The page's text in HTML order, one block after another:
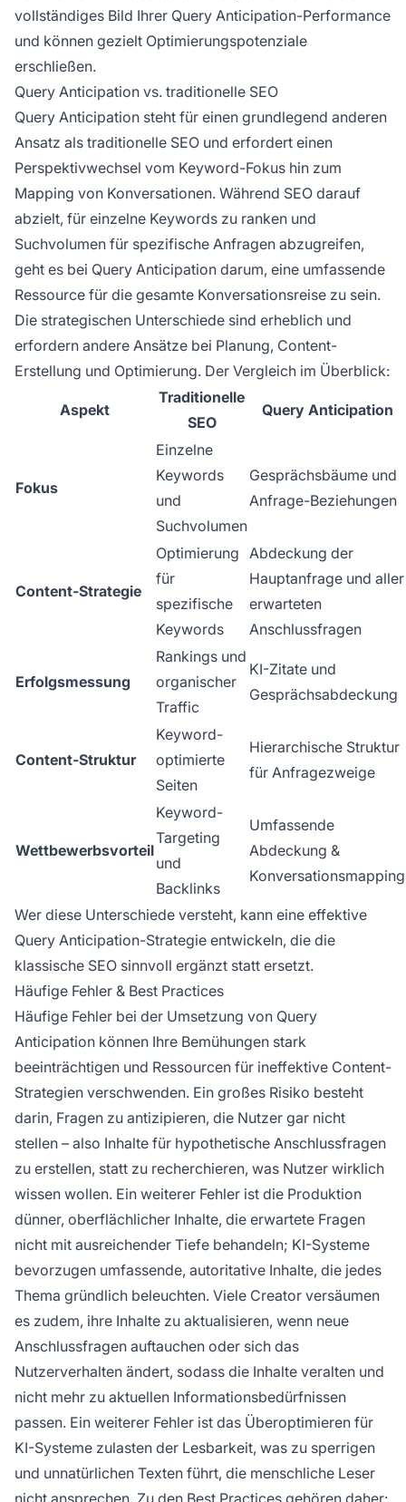
vollständiges Bild Ihrer Query Anticipation-Performance
und können gezielt Optimierungspotenziale
erschließen.
Query Anticipation vs. traditionelle SEO
Query Anticipation steht für einen grundlegend anderen
Ansatz als traditionelle SEO und erfordert einen
Perspektivwechsel vom Keyword-Fokus hin zum
Mapping von Konversationen. Während SEO darauf
abzielt, für einzelne Keywords zu ranken und
Suchvolumen für spezifische Anfragen abzugreifen,
geht es bei Query Anticipation darum, eine umfassende
Ressource für die gesamte Konversationsreise zu sein.
Die strategischen Unterschiede sind erheblich und
erfordern andere Ansätze bei Planung, Content-
Erstellung und Optimierung. Der Vergleich im Überblick:
Aspekt
Traditionelle
SEO
Query Anticipation
Fokus
Einzelne
Keywords
und
Suchvolumen
Gesprächsbäume und
Anfrage-Beziehungen
Content-Strategie
Optimierung
für
spezifische
Keywords
Abdeckung der
Hauptanfrage und aller
erwarteten
Anschlussfragen
Erfolgsmessung
Rankings und
organischer
Traffic
KI-Zitate und
Gesprächsabdeckung
Content-Struktur
Keyword-
optimierte
Seiten
Hierarchische Struktur
für Anfragezweige
Wettbewerbsvorteil
Keyword-
Targeting
und
Backlinks
Umfassende
Abdeckung &
Konversationsmapping
Wer diese Unterschiede versteht, kann eine effektive
Query Anticipation-Strategie entwickeln, die die
klassische SEO sinnvoll ergänzt statt ersetzt.
Häufige Fehler & Best Practices
Häufige Fehler bei der Umsetzung von Query
Anticipation können Ihre Bemühungen stark
beeinträchtigen und Ressourcen für ineffektive Content-
Strategien verschwenden. Ein großes Risiko besteht
darin, Fragen zu antizipieren, die Nutzer gar nicht
stellen – also Inhalte für hypothetische Anschlussfragen
zu erstellen, statt zu recherchieren, was Nutzer wirklich
wissen wollen. Ein weiterer Fehler ist die Produktion
dünner, oberflächlicher Inhalte, die erwartete Fragen
nicht mit ausreichender Tiefe behandeln; KI-Systeme
bevorzugen umfassende, autoritative Inhalte, die jedes
Thema gründlich beleuchten. Viele Creator versäumen
es zudem, ihre Inhalte zu aktualisieren, wenn neue
Anschlussfragen auftauchen oder sich das
Nutzerverhalten ändert, sodass die Inhalte veralten und
nicht mehr zu aktuellen Informationsbedürfnissen
passen. Ein weiterer Fehler ist das Überoptimieren für
KI-Systeme zulasten der Lesbarkeit, was zu sperrigen
und unnatürlichen Texten führt, die menschliche Leser
nicht ansprechen. Zu den Best Practices gehören daher: